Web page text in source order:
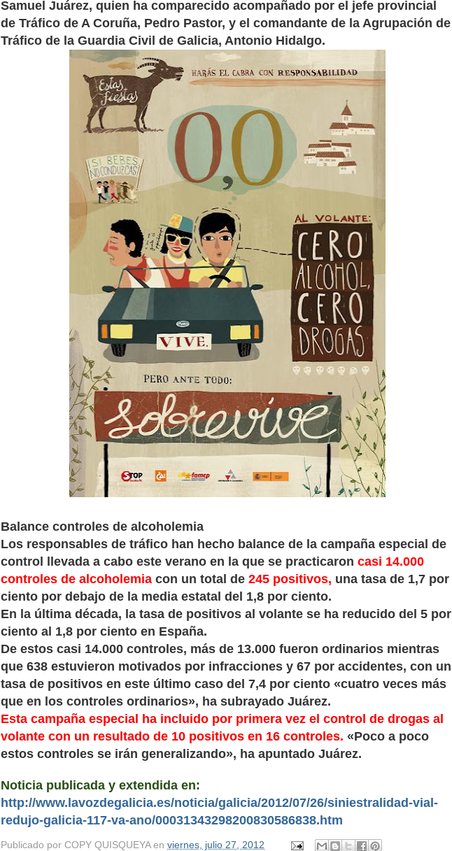
Samuel Juárez, quien ha comparecido acompañado por el jefe provincial
de Tráfico de A Coruña, Pedro Pastor, y el comandante de la Agrupación de
Tráfico de la Guardia Civil de Galicia, Antonio Hidalgo.
Balance controles de alcoholemia
Los responsables de tráfico han hecho balance de la campaña especial de
control llevada a cabo este verano en la que se practicaron casi 14.000
controles de alcoholemia con un total de 245 positivos, una tasa de 1,7 por
ciento por debajo de la media estatal del 1,8 por ciento.
En la última década, la tasa de positivos al volante se ha reducido del 5 por
ciento al 1,8 por ciento en España.
De estos casi 14.000 controles, más de 13.000 fueron ordinarios mientras
que 638 estuvieron motivados por infracciones y 67 por accidentes, con un
tasa de positivos en este último caso del 7,4 por ciento «cuatro veces más
que en los controles ordinarios», ha subrayado Juárez.
Esta campaña especial ha incluido por primera vez el control de drogas al
volante con un resultado de 10 positivos en 16 controles. «Poco a poco
estos controles se irán generalizando», ha apuntado Juárez.
Noticia publicada y extendida en:
http://www.lavozdegalicia.es/noticia/galicia/2012/07/26/siniestralidad-vial-
redujo-galicia-117-va-ano/00031343298200830586838.htm
Publicado por COPY QUISQUEYA en viernes, julio 27, 2012